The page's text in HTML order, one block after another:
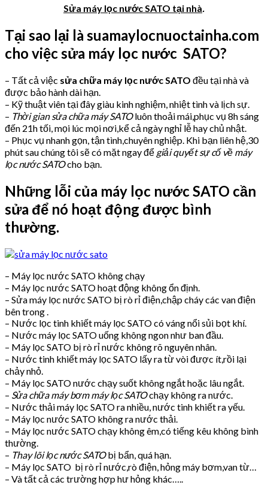
Sửa máy lọc nước SATO tại nhà.
Tại sao lại là suamaylocnuoctainha.com
cho việc sửa máy lọc nước SATO?
– Tất cả việc sửa chữa máy lọc nước SATO đều tại nhà và
được bảo hành dài hạn.
– Kỹ thuật viên tại đây giàu kinh nghiệm, nhiệt tình và lịch sự.
– Thời gian sửa chữa máy SATOluôn thoải mái,phục vụ 8h sáng
đến 21h tối, mọi lúc mọi nơi,kể cả ngày nghỉ lễ hay chủ nhật.
– Phục vụ nhanh gọn, tận tình,chuyên nghiệp. Khi bạn liên hệ,30
phút sau chúng tôi sẽ có mặt ngay để giải quyết sự cố về máy
lọc nước SATOcho bạn.
Những lỗi của máy lọc nước SATO cần
sửa để nó hoạt động được bình
thường.
– Máy lọc nước SATO không chạy
– Máy lọc nước SATO hoạt động không ổn định.
– Sửa máy lọc nước SATO bị rò rỉ điện,chập cháy các van điện
bên trong .
– Nước lọc tinh khiết máy lọc SATO có váng nổi sủi bọt khí.
– Nước máy lọc SATO uống không ngon như ban đầu.
– Máy lọc SATO bị rò rỉ nước không rõ nguyên nhân.
– Nước tinh khiết máy lọc SATO lấy ra từ vòi được ít,rồi lại
chảy nhỏ.
– Máy lọc SATO nước chạy suốt không ngắt hoặc lâu ngắt.
– Sửa chữa máy bơm máy lọc SATOchạy không ra nước.
– Nước thải máy lọc SATO ra nhiều, nước tinh khiết ra yếu.
– Máy lọc nước SATO không ra nước thải.
– Máy lọc nước SATO chạy không êm,có tiếng kêu không bình
thường.
– Thay lõi lọc nước SATObị bẩn, quá hạn.
– Máy lọc SATO bị rò rỉ nước,rò điện, hỏng máy bơm,van từ…
– Và tất cả các trường hợp hư hỏng khác…..